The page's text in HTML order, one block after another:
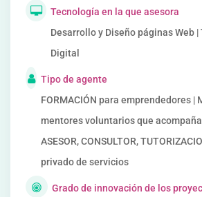
Tecnología en la que asesora
Desarrollo y Diseño páginas Web
Digital
Tipo de agente
FORMACIÓN para emprendedores |
mentores voluntarios que
ASESOR, CONSULTOR,
privado de servicios
Grado de innovación de los